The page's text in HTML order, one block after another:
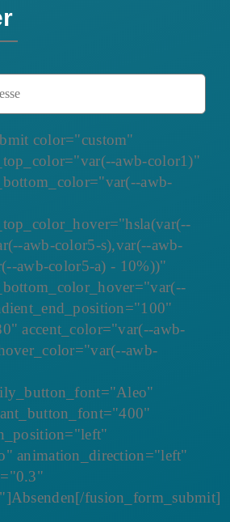
color="custom"
awb-color1)"
awb-
awb-color5-s),var(--awb-
awb-color5-a) - 10%))"
accent_color="var(--awb-
awb-
animation_direction="left"
fusion_form_submit]